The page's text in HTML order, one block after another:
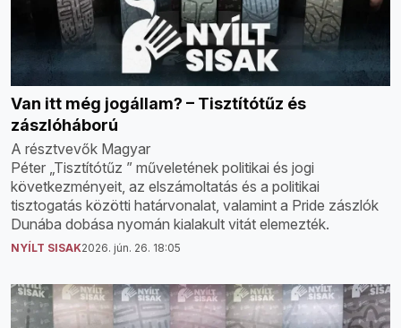
Van itt még jogállam? – Tisztítótűz és
zászlóháború
A résztvevők Magyar
Péter „Tisztítótűz ” műveletének politikai és jogi
következményeit, az elszámoltatás és a politikai
tisztogatás közötti határvonalat, valamint a Pride zászlók
Dunába dobása nyomán kialakult vitát elemezték.
NYÍLT SISAK2026. jún. 26. 18:05